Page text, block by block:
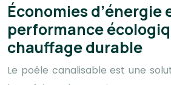
Économies d’énergie
performance
chauffage durable
Le poêle canalisable est une